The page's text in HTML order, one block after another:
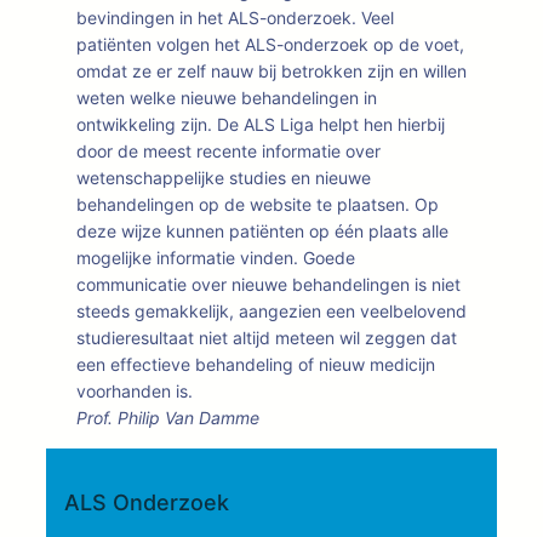
bevindingen in het ALS-onderzoek. Veel
patiënten volgen het ALS-onderzoek op de voet,
omdat ze er zelf nauw bij betrokken zijn en willen
weten welke nieuwe behandelingen in
ontwikkeling zijn. De ALS Liga helpt hen hierbij
door de meest recente informatie over
wetenschappelijke studies en nieuwe
behandelingen op de website te plaatsen. Op
deze wijze kunnen patiënten op één plaats alle
mogelijke informatie vinden. Goede
communicatie over nieuwe behandelingen is niet
steeds gemakkelijk, aangezien een veelbelovend
studieresultaat niet altijd meteen wil zeggen dat
een effectieve behandeling of nieuw medicijn
voorhanden is.
Prof. Philip Van Damme
ALS Onderzoek